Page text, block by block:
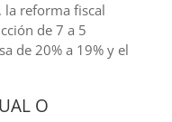
la reforma fiscal
de 7 a 5
de 20% a 19% y el
O